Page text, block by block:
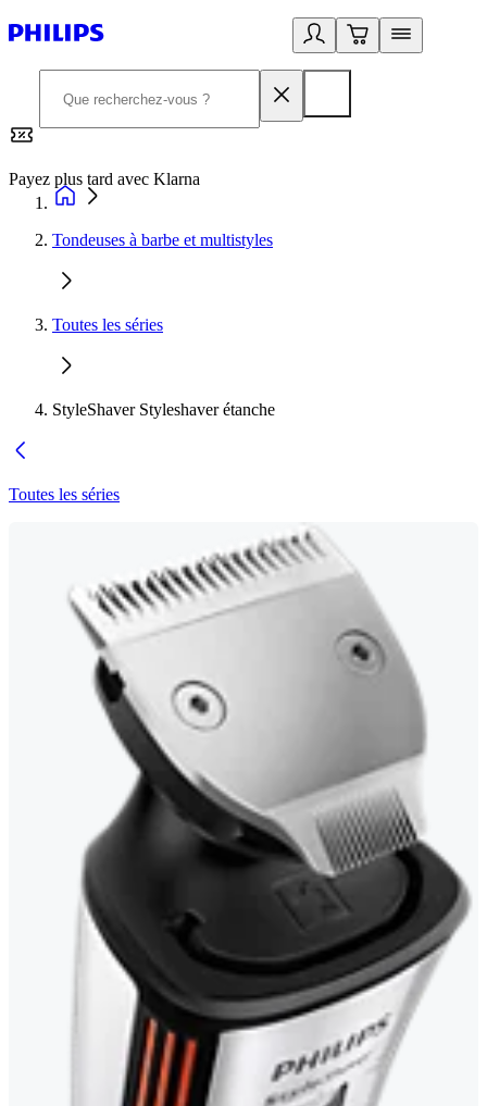
Payez plus tard avec Klarna
Tondeuses à barbe et multistyles
Toutes les séries
StyleShaver Styleshaver étanche
Toutes les séries